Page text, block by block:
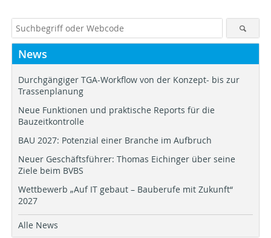
News
Durchgängiger TGA-Workflow von der Konzept- bis zur
Trassenplanung
Neue Funktionen und praktische Reports für die
Bauzeitkontrolle
BAU 2027: Potenzial einer Branche im Aufbruch
Neuer Geschäftsführer: Thomas Eichinger über seine
Ziele beim BVBS
Wettbewerb „Auf IT gebaut – Bauberufe mit Zukunft“
2027
Alle News